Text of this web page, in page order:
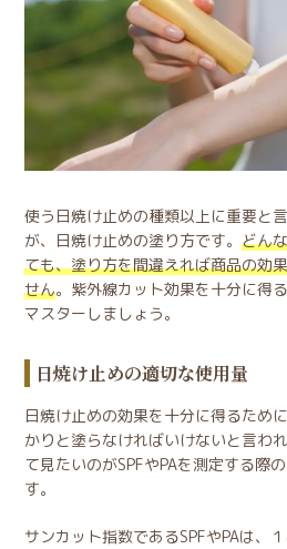
使う日焼け止めの種類以上に重要と
が、日焼け止めの塗り方です。どん
ても、塗り方を間違えれば商品の効
せん。紫外線カット効果を十分に得
マスターしましょう。
日焼け止めの適切な使用量
日焼け止めの効果を十分に得るため
かりと塗らなければいけないと言わ
て見たいのがSPFやPAを測定する際
す。
サンカット指数であるSPFやPAは、